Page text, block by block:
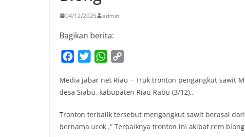
04/12/2025 admin
Bagikan berita:
c
e
o
o
i
t
e
r
W
a
t
A
p
p
y
i
n
Media jabar net Riau – Truk tronton pengangkut sawit
desa Siabu, kabupaten Riau Rabu (3/12)..
Tronton terbalik tersebut mengangkut sawit berasal
bernama ucok ,” Terbaiknya tronton ini akibat rem